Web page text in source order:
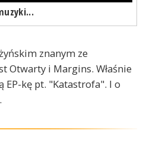
znanym ze
Otwarty i Margins. Właśnie
EP-kę pt. "Katastrofa". I o